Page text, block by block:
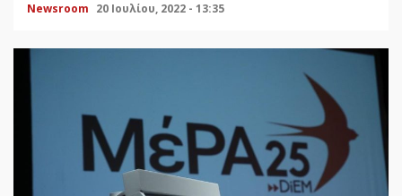
Newsroom 20 Ιουλίου, 2022 - 13:35